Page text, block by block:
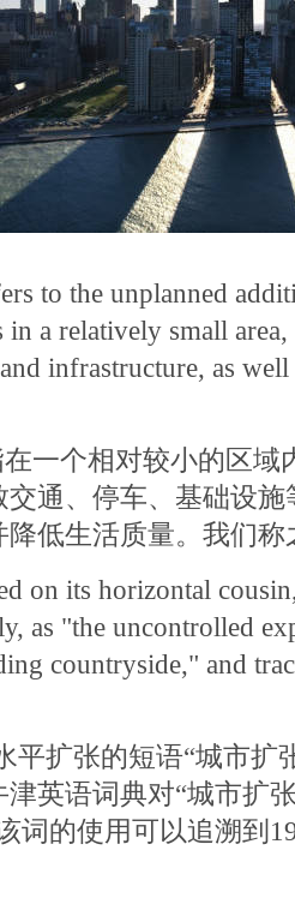
to the unplanned
a relatively small
infrastructure, as well
一个相对较小的区域
通、停车、基础设
低生活质量。我们称
on its horizontal
as "the uncontrolled
countryside," and
平扩张的短语“城市扩
英语词典对“城市扩
词的使用可以追溯到